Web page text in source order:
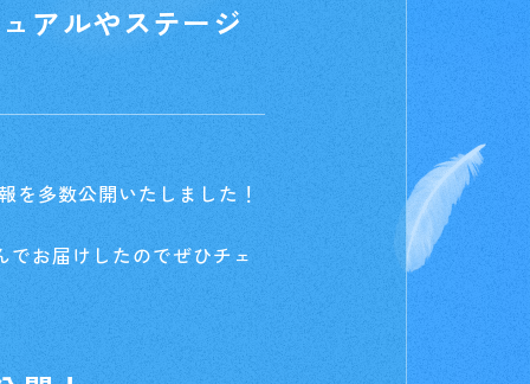
アルやステージ
を多数公開いたしました！
お届けしたのでぜひチェ